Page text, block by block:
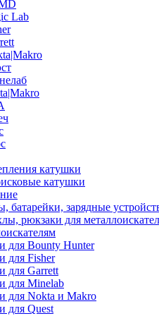
Lab
катушки
катушки
батарейки, зарядные
рюкзаки для
для Bounty Hunter
для Fisher
для Garrett
для Minelab
для Nokta и Makro
для Quest